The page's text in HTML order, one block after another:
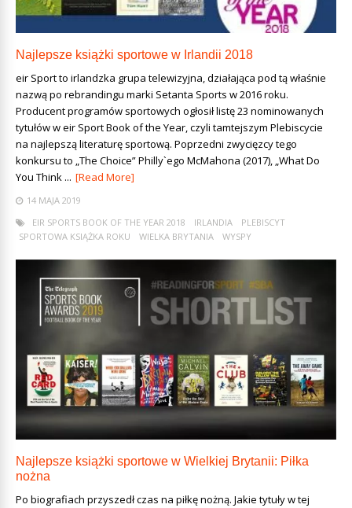
Najlepsze książki sportowe w Irlandii 2018
eir Sport to irlandzka grupa telewizyjna, działająca pod tą właśnie
nazwą po rebrandingu marki Setanta Sports w 2016 roku.
Producent programów sportowych ogłosił listę 23 nominowanych
tytułów w eir Sport Book of the Year, czyli tamtejszym Plebiscycie
na najlepszą literaturę sportową. Poprzedni zwycięzcy tego
konkursu to „The Choice” Philly`ego McMahona (2017), „What Do
You Think ... [Read More]
14 MAJA 2019
EIR SPORTS BOOK OF THE YEAR 2018
IRLANDIA
PLEBISCYT
SPORTOWA KSIĄŻKA ROKU
WIELKA BRYTANIA WYSPY
Najlepsze książki sportowe w Wielkiej Brytanii: Piłka
nożna
Po biografiach przyszedł czas na piłkę nożną. Jakie tytuły w tej